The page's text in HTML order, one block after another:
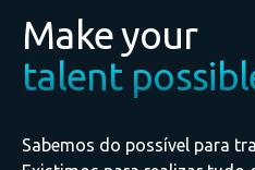
Make your
talent
Sabemos do possível para